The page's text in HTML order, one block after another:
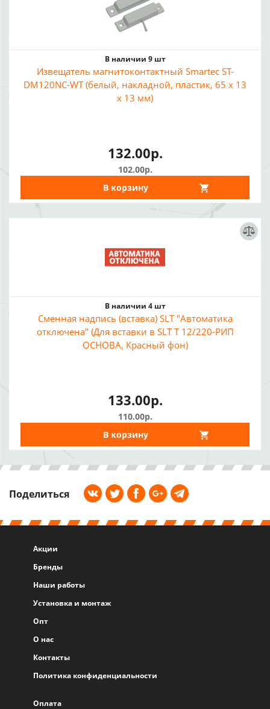
В наличии 9 шт
Извещатель магнитоконтактный Smartec ST-
DM120NC-WT (белый, накладной, пластик, 65 х 13
х 13 мм)
132.00р.
102.00р.
В корзину
В наличии 4 шт
Сменная надпись (вставка) SLT "Автоматика
отключена" (Для вставки в SLT Т 12/220-РИП
ОСНОВА, Красный фон)
133.00р.
110.00р.
В корзину
Поделиться
Акции
Бренды
Наши работы
Установка и монтаж
Опт
О нас
Контакты
Политика конфиденциальности
Оплата